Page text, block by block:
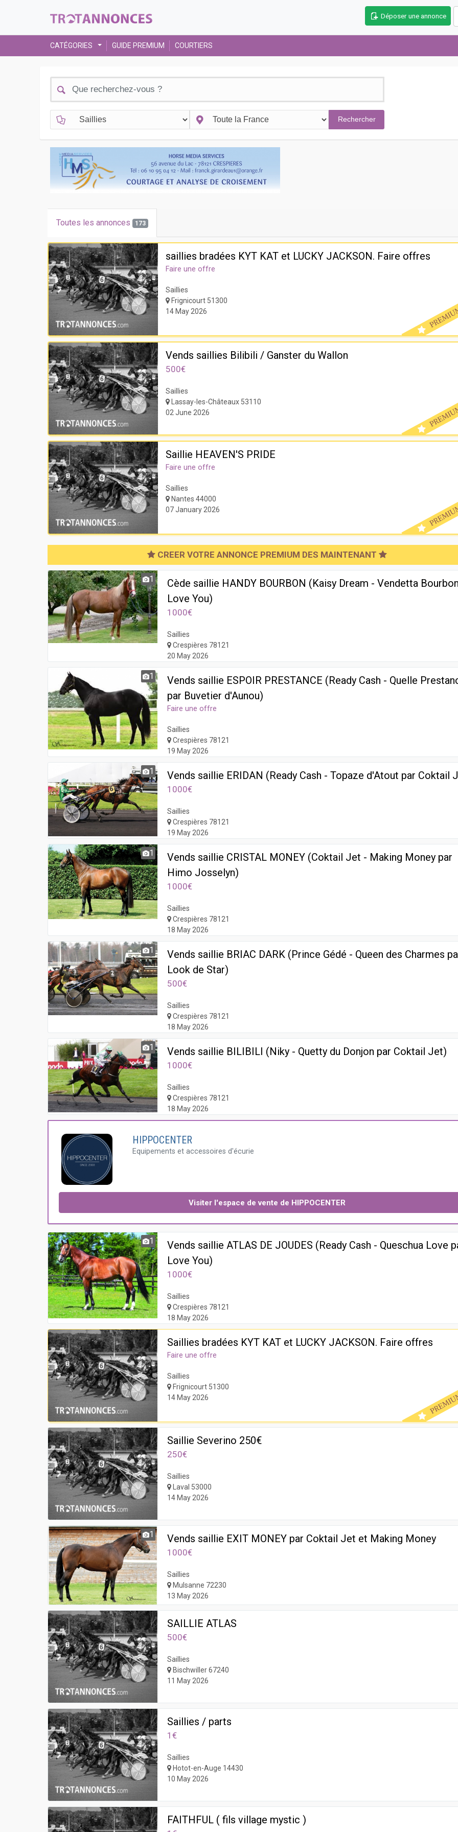
Déposer une annonce
CATÉGORIES GUIDE PREMIUM COURTIERS
Toutes les annonces 173
saillies bradées KYT KAT et LUCKY JACKSON. Faire offres
Faire une offre
Saillies
Frignicourt 51300
14 May 2026
Vends saillies Bilibili / Ganster du Wallon
500€
Saillies
Lassay-les-Châteaux 53110
02 June 2026
Saillie HEAVEN'S PRIDE
Faire une offre
Saillies
Nantes 44000
07 January 2026
CREER VOTRE ANNONCE PREMIUM DES MAINTENANT
1
Cède saillie HANDY BOURBON (Kaisy Dream - Vendetta
Love You)
1000€
Saillies
Crespières 78121
20 May 2026
1
Vends saillie ESPOIR PRESTANCE (Ready Cash - Quelle
par Buvetier d'Aunou)
Faire une offre
Saillies
Crespières 78121
19 May 2026
1 Vends saillie ERIDAN (Ready Cash - Topaze d'Atout par Coktail
1000€
Saillies
Crespières 78121
19 May 2026
1
Vends saillie CRISTAL MONEY (Coktail Jet - Making Money par
Himo Josselyn)
1000€
Saillies
Crespières 78121
18 May 2026
1
Vends saillie BRIAC DARK (Prince Gédé - Queen des Charmes
Look de Star)
500€
Saillies
Crespières 78121
18 May 2026
1 Vends saillie BILIBILI (Niky - Quetty du Donjon par Coktail Jet)
1000€
Saillies
Crespières 78121
18 May 2026
HIPPOCENTER
Equipements et accessoires d'écurie
Visiter l'espace de vente de HIPPOCENTER
1
Vends saillie ATLAS DE JOUDES (Ready Cash - Queschua Love
Love You)
1000€
Saillies
Crespières 78121
18 May 2026
Saillies bradées KYT KAT et LUCKY JACKSON. Faire offres
Faire une offre
Saillies
Frignicourt 51300
14 May 2026
Saillie Severino 250€
250€
Saillies
Laval 53000
14 May 2026
1 Vends saillie EXIT MONEY par Coktail Jet et Making Money
1000€
Saillies
Mulsanne 72230
13 May 2026
SAILLIE ATLAS
500€
Saillies
Bischwiller 67240
11 May 2026
Saillies / parts
1€
Saillies
Hotot-en-Auge 14430
10 May 2026
FAITHFUL ( fils village mystic )